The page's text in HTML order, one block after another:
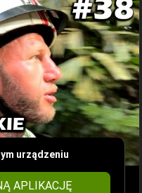
urządzeniu
APLIKACJĘ